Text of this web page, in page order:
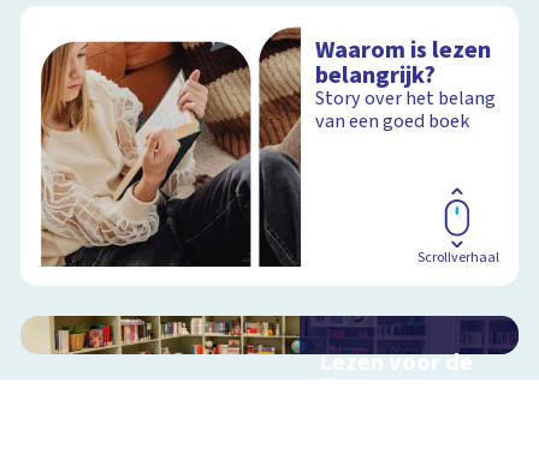
Waarom is lezen
belangrijk?
Story over het belang
van een goed boek
Scrollverhaal
Lezen voor de
lijst